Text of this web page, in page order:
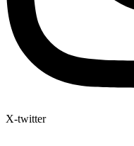
X-twitter